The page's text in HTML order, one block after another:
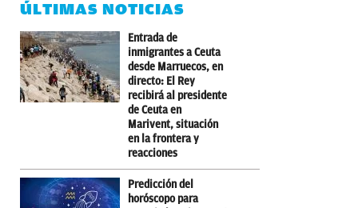
ÚLTIMAS NOTICIAS
Entrada de
inmigrantes a Ceuta
desde Marruecos, en
directo: El Rey
recibirá al presidente
de Ceuta en
Marivent, situación
en la frontera y
reacciones
Predicción del
horóscopo para